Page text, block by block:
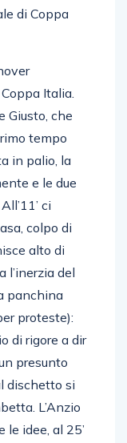
di Coppa
Italia.
Giusto, che
tempo
in palio, la
e le due
ci
colpo di
alto di
l’inerzia del
panchina
proteste):
di rigore a dir
presunto
dischetto si
L’Anzio
idee, al 25’